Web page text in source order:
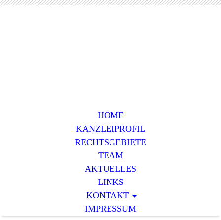
HOME
KANZLEIPROFIL
RECHTSGEBIETE
TEAM
AKTUELLES
LINKS
KONTAKT
IMPRESSUM